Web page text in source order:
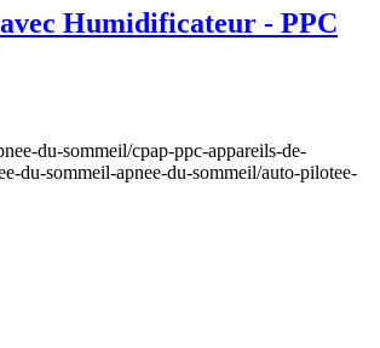
Humidificateur - PPC
du-sommeil/cpap-ppc-appareils-de-
du-sommeil-apnee-du-sommeil/auto-pilotee-